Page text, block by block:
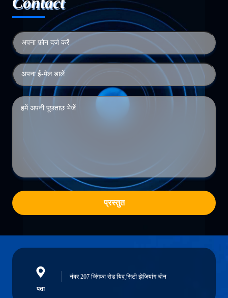
प्रस्तुत
पता
नंबर 207 जिंगफा रोड यिवू सिटी झेजियांग चीन